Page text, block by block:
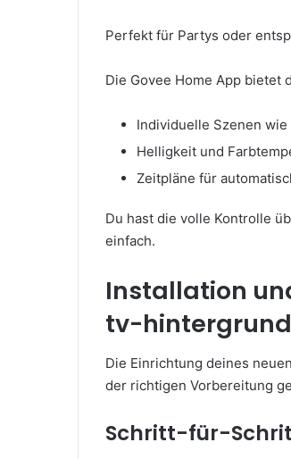
Perfekt für Partys oder
Die Govee Home App bietet
Individuelle Szenen
Helligkeit und
Zeitpläne für
Du hast die volle Kontrolle
einfach.
Installation
tv-
Die Einrichtung deines
der richtigen Vorbereitung
Schritt-für-